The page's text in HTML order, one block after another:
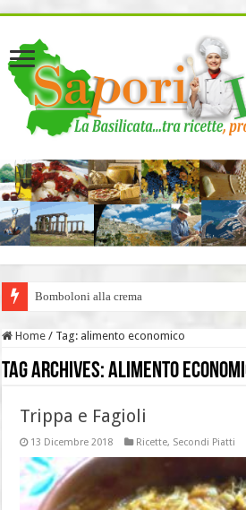
Bomboloni alla crema
Home / Tag: alimento economico
Tag Archives:alimento
Trippa e Fagioli
13 Dicembre 2018 Ricette, Secondi Piatti